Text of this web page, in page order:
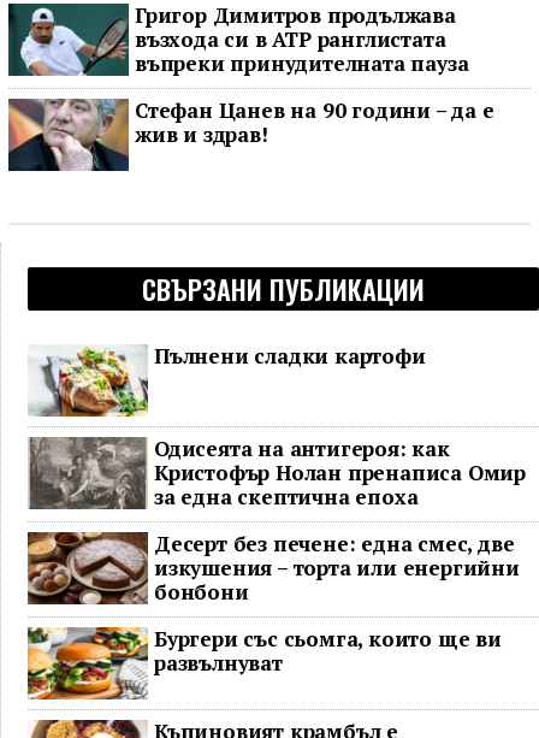
Григор Димитров продължава
възхода си в ATP ранглистата
въпреки принудителната пауза
Стефан Цанев на 90 години – да е
жив и здрав!
СВЪРЗАНИ ПУБЛИКАЦИИ
Пълнени сладки картофи
Одисеята на антигероя: как
Кристофър Нолан пренаписа Омир
за една скептична епоха
Десерт без печене: една смес, две
изкушения – торта или енергийни
бонбони
Бургери със сьомга, които ще ви
развълнуват
Къпиновият крамбъл е